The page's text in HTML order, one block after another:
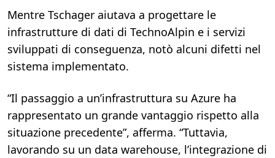
Mentre Tschager aiutava a progettare le
infrastrutture di dati di TechnoAlpin e i servizi
sviluppati di conseguenza, notò alcuni difetti nel
sistema implementato.
“Il passaggio a un’infrastruttura su Azure ha
rappresentato un grande vantaggio rispetto alla
situazione precedente”, afferma. “Tuttavia,
lavorando su un data warehouse, l’integrazione di